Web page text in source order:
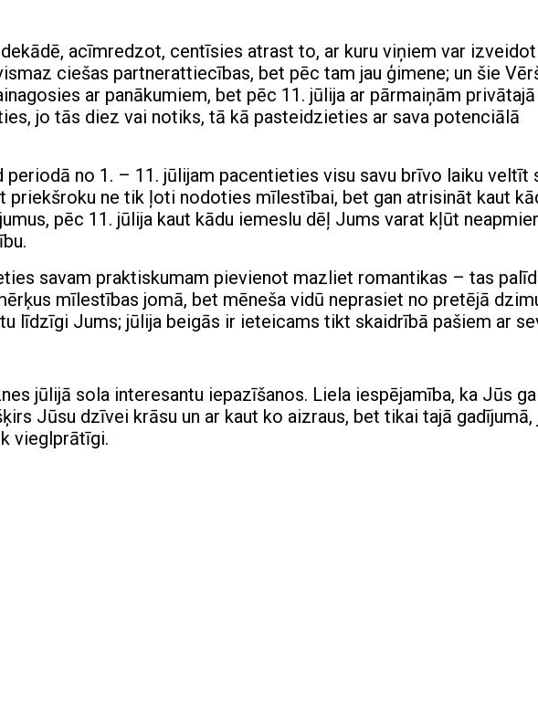
acīmredzot, centīsies atrast to, ar kuru viņiem var
ciešas partnerattiecības, bet pēc tam jau ģimene; un šie
ar panākumiem, bet pēc 11. jūlija ar pārmaiņām privātajā
jo tās diez vai notiks, tā kā pasteidzieties ar sava potenciālā
periodā no 1. – 11. jūlijam pacentieties visu savu brīvo laiku veltīt
priekšroku ne tik ļoti nodoties mīlestībai, bet gan atrisināt kaut
pēc 11. jūlija kaut kādu iemeslu dēļ Jums varat kļūt
savam praktiskumam pievienot mazliet romantikas – tas
mīlestības jomā, bet mēneša vidū neprasiet no pretējā
līdzīgi Jums; jūlija beigās ir ieteicams tikt skaidrībā pašiem ar
jūlijā sola interesantu iepazīšanos. Liela iespējamība, ka Jūs
Jūsu dzīvei krāsu un ar kaut ko aizraus, bet tikai tajā gadījumā,
vieglprātīgi.